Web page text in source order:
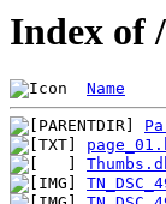
Index of
Name